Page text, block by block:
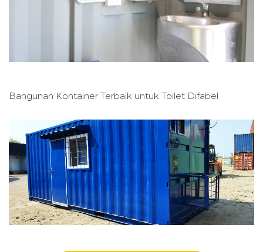
Bangunan Kontainer Terbaik untuk Toilet Difabel